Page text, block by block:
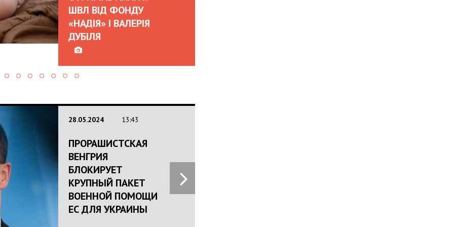
ШВЛ ВІД ФОНДУ
«НАДІЯ» І ВАЛЕРІЯ
ДУБІЛЯ
28.05.2024 13:43
ПРОРАШИСТСКАЯ
ВЕНГРИЯ
БЛОКИРУЕТ
КРУПНЫЙ ПАКЕТ
ВОЕННОЙ ПОМОЩИ
ЕС ДЛЯ УКРАИНЫ